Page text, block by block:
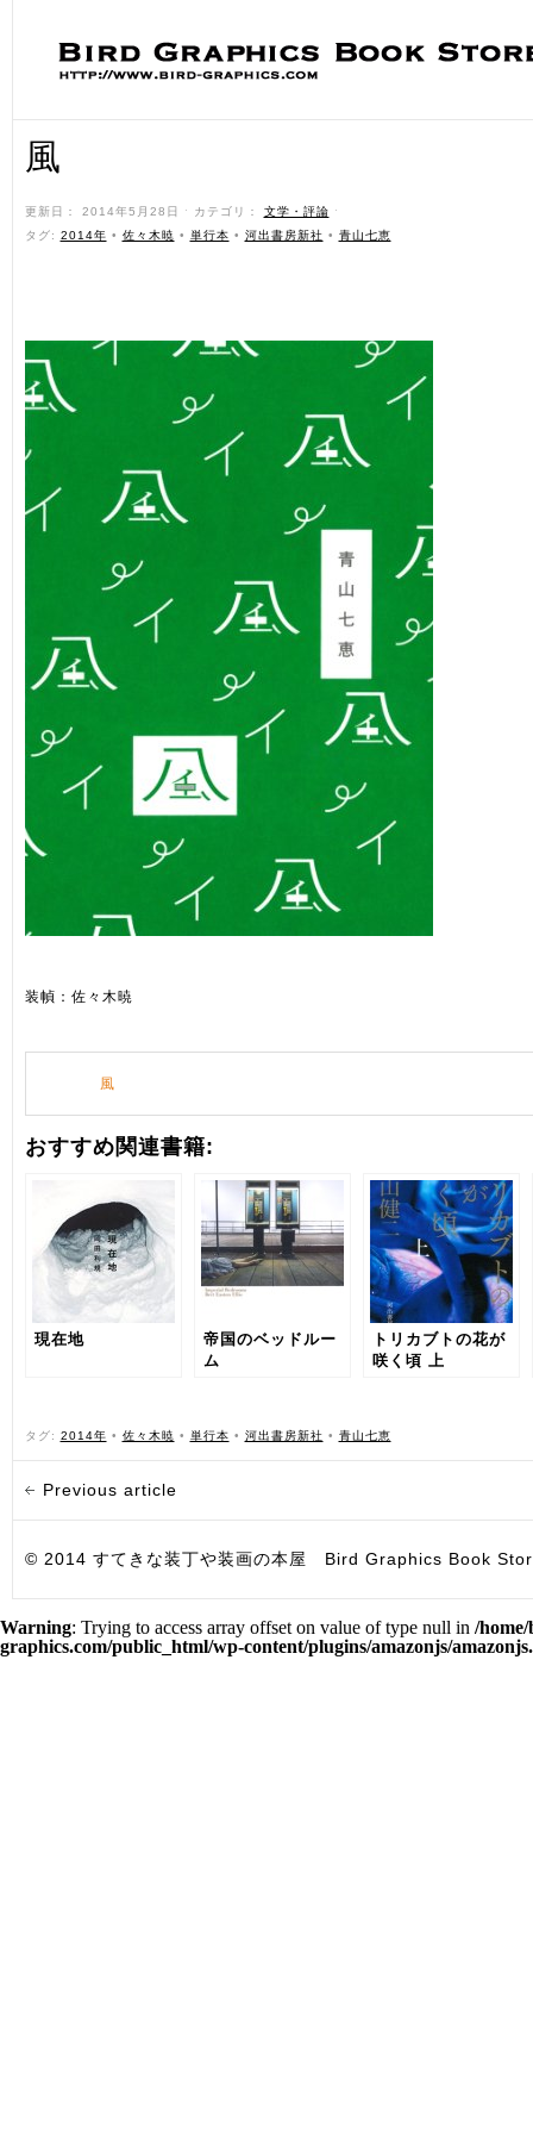
風
更新日： 2014年5月28日 ˑ カテゴリ： 文学・評論 ˑ
タグ: 2014年 • 佐々木暁 • 単行本 • 河出書房新社 • 青山七恵
装幀：佐々木暁
風
おすすめ関連書籍:
現在地
帝国のベッドルー
ム
トリカブトの花が
咲く頃 上
タグ: 2014年 • 佐々木暁 • 単行本 • 河出書房新社 • 青山七恵
Previous article
© 2014 すてきな装丁や装画の本屋 Bird Graphics Book
Warning: Trying to access array offset on value of type null in /
graphics.com/public_html/wp-content/plugins/amazonjs/